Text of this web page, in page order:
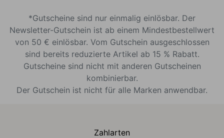
*Gutscheine sind nur einmalig einlösbar. Der
Newsletter-Gutschein ist ab einem Mindestbestellwert
von 50 € einlösbar. Vom Gutschein ausgeschlossen
sind bereits reduzierte Artikel ab 15 % Rabatt.
Gutscheine sind nicht mit anderen Gutscheinen
kombinierbar.
Der Gutschein ist nicht für alle Marken anwendbar.
Zahlarten